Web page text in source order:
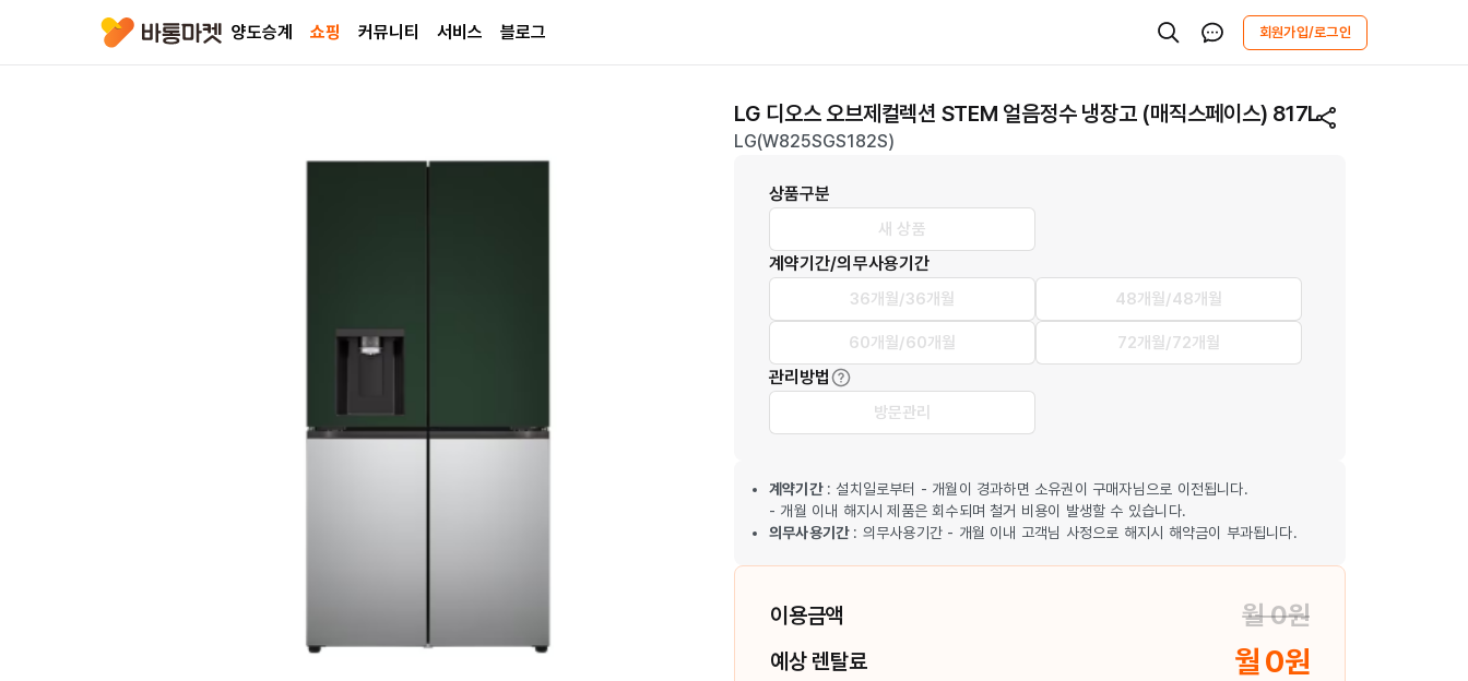
양도승계 쇼핑 커뮤니티 서비스 블로그 회원가입/로그인
LG 디오스 오브제컬렉션 STEM 얼음정수 냉장고 (매직스페이스) 817L
LG(W825SGS182S)
상품구분
새 상품
계약기간/의무사용기간
36개월/36개월 48개월/48개월
60개월/60개월 72개월/72개월
관리방법
방문관리
계약기간: 설치일로부터 - 개월이 경과하면 소유권이 구매자님으로 이전됩니다.
- 개월 이내 해지시 제품은 회수되며 철거 비용이 발생할 수 있습니다.
의무사용기간: 의무사용기간 - 개월 이내 고객님 사정으로 해지시 해약금이 부과됩니다.
이용금액 월 0원
예상 렌탈료 월 0원